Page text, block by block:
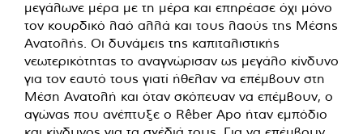
μεγάλωνε μέρα με τη μέρα και επηρέασε όχι μόνο
τον κουρδικό λαό αλλά και τους λαούς της Μέσης
Ανατολής. Οι δυνάμεις της καπιταλιστικής
νεωτερικότητας το αναγνώρισαν ως μεγάλο κίνδυνο
για τον εαυτό τους γιατί ήθελαν να επέμβουν στη
Μέση Ανατολή και όταν σκόπευαν να επέμβουν, ο
αγώνας που ανέπτυξε ο Rêber Apo ήταν εμπόδιο